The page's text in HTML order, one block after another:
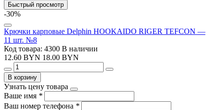
Быстрый просмотр
-30%
Крючки карповые Delphin HOOKAIDO RIGER TEFCON —
11 шт. №8
Код товара: 4300 В наличии
12.60 BYN 18.00 BYN
В корзину
Узнать цену товара
Ваше имя *
Ваш номер телефона *